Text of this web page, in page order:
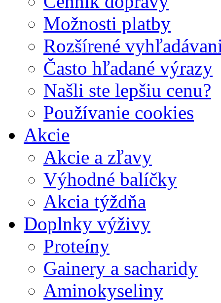
Možnosti platby
Rozšírené
Často hľadané výrazy
Našli ste lepšiu cenu?
Používanie cookies
Akcie
Akcie a zľavy
Výhodné balíčky
Akcia týždňa
Doplnky výživy
Proteíny
Gainery a sacharidy
Aminokyseliny